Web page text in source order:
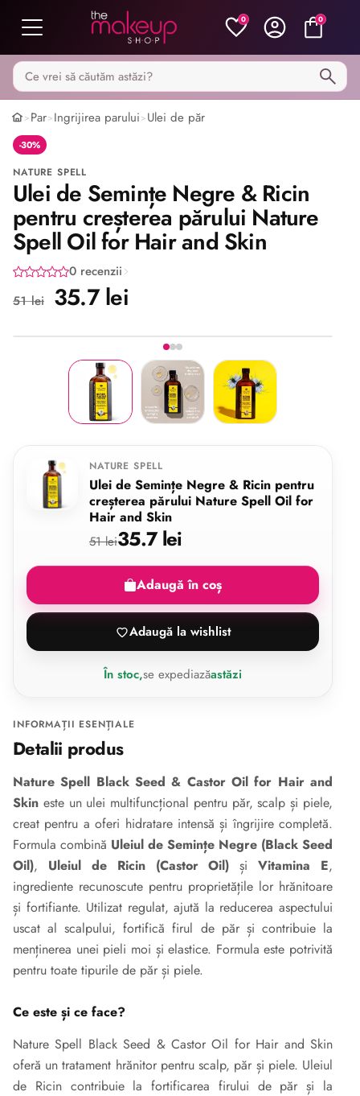
0 0
Caută pe MakeupShop
>Par>Ingrijirea parului>Ulei de păr
-30%
NATURE SPELL
Ulei de Semințe Negre & Ricin
pentru creșterea părului Nature
Spell Oil for Hair and Skin
0 recenzii
51 lei 35.7 lei
Imaginea 1 din 3
NATURE SPELL
Ulei de Semințe Negre & Ricin pentru
creșterea părului Nature Spell Oil for
Hair and Skin
51 lei35.7 lei
Adaugă în coș
Adaugă la wishlist
În stoc,se expediazăastăzi
INFORMAȚII ESENȚIALE
Detalii produs
Nature Spell Black Seed & Castor Oil for Hair and
Skin este un ulei multifuncțional pentru păr, scalp și piele,
creat pentru a oferi hidratare intensă și îngrijire completă.
Formula combină Uleiul de Semințe Negre (Black Seed
Oil), Uleiul de Ricin (Castor Oil) șiVitamina E,
ingrediente recunoscute pentru proprietățile lor hrănitoare
și fortifiante. Utilizat regulat, ajută la reducerea aspectului
uscat al scalpului, fortifică firul de păr și contribuie la
menținerea unei pieli moi și elastice. Formula este potrivită
pentru toate tipurile de păr și piele.
Ce este și ce face?
Nature Spell Black Seed & Castor Oil for Hair and Skin
oferă un tratament hrănitor pentru scalp, păr și piele. Uleiul
de Ricin contribuie la fortificarea firului de păr și la